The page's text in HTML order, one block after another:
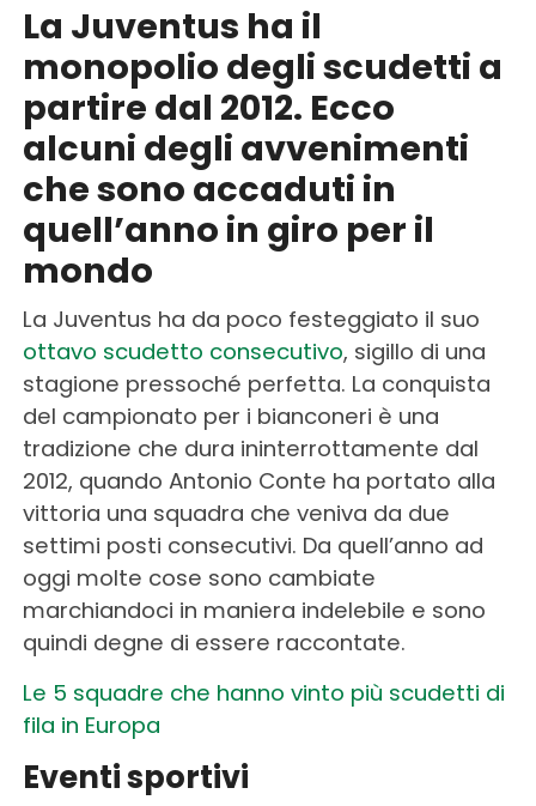
La Juventus ha il
monopolio degli scudetti a
partire dal 2012. Ecco
alcuni degli avvenimenti
che sono accaduti in
quell’anno in giro per il
mondo
La Juventus ha da poco festeggiato il suo
ottavo scudetto consecutivo, sigillo di una
stagione pressoché perfetta. La conquista
del campionato per i bianconeri è una
tradizione che dura ininterrottamente dal
2012, quando Antonio Conte ha portato alla
vittoria una squadra che veniva da due
settimi posti consecutivi. Da quell’anno ad
oggi molte cose sono cambiate
marchiandoci in maniera indelebile e sono
quindi degne di essere raccontate.
Le 5 squadre che hanno vinto più scudetti di
fila in Europa
Eventi sportivi